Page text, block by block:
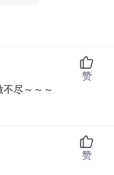
尽～～～
赞
赞